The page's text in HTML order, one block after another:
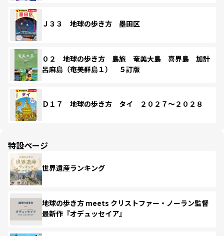
Ｊ３３ 地球の歩き方 墨田区
０２ 地球の歩き方 島旅 奄美大島 喜界島 加計
呂麻島（奄美群島１） ５訂版
Ｄ１７ 地球の歩き方 タイ ２０２７～２０２８
特設ページ
世界遺産ランキング
地球の歩き方 meets クリストファー・ノーラン監督
最新作『オデュッセイア』